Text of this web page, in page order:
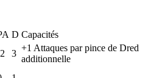
D Capacités
3
+1 Attaques par pince de Dred
additionnelle